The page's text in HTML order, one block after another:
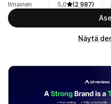
Ilmainen
5,0
(2 987)
Näytä